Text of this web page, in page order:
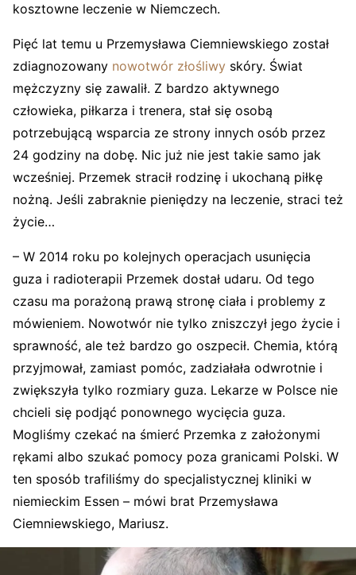
kosztowne leczenie w Niemczech.
Pięć lat temu u Przemysława Ciemniewskiego został
zdiagnozowany nowotwór złośliwy skóry. Świat
mężczyzny się zawalił. Z bardzo aktywnego
człowieka, piłkarza i trenera, stał się osobą
potrzebującą wsparcia ze strony innych osób przez
24 godziny na dobę. Nic już nie jest takie samo jak
wcześniej. Przemek stracił rodzinę i ukochaną piłkę
nożną. Jeśli zabraknie pieniędzy na leczenie, straci też
życie…
– W 2014 roku po kolejnych operacjach usunięcia
guza i radioterapii Przemek dostał udaru. Od tego
czasu ma porażoną prawą stronę ciała i problemy z
mówieniem. Nowotwór nie tylko zniszczył jego życie i
sprawność, ale też bardzo go oszpecił. Chemia, którą
przyjmował, zamiast pomóc, zadziałała odwrotnie i
zwiększyła tylko rozmiary guza. Lekarze w Polsce nie
chcieli się podjąć ponownego wycięcia guza.
Mogliśmy czekać na śmierć Przemka z założonymi
rękami albo szukać pomocy poza granicami Polski. W
ten sposób trafiliśmy do specjalistycznej kliniki w
niemieckim Essen – mówi brat Przemysława
Ciemniewskiego, Mariusz.